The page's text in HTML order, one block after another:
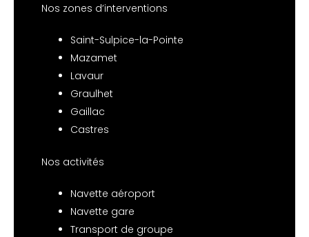
Nos zones d’interventions
Saint-Sulpice-la-Pointe
Mazamet
Lavaur
Graulhet
Gaillac
Castres
Nos activités
Navette aéroport
Navette gare
Transport de groupe